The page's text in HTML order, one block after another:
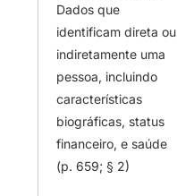
Dados que
identificam direta ou
indiretamente uma
pessoa, incluindo
características
biográficas, status
financeiro, e saúde
(p. 659; § 2)